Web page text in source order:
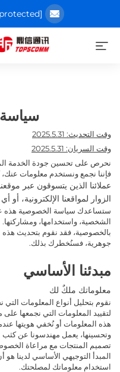
[email protected]
وقت التحديث: 2025.5.31
وقت السريان: 2025.5.31
نحرص على تحسين جودة الخدمة
فإننا نجمع ونستخدم معلومات عنك،
عملائنا الذين يتسوقون عبر
الزوار لمواقعنا الإلكترونية،
ستساعدك سياسة الخصوصية هذه
الشخصية، واستخدامها، ومشاركتها.
بالخصوصية، فقد نقوم بتحديث هذه
جوهرية، فسنُخطرك بذلك.
مبدئنا الأساسي
معلوماتك ملكٌ لك
نقوم بتحليل أنواع المعلومات التي
لتقييد المعلومات التي نجمعها
هذه المعلومات أو نُخفي هويتها
وتحسينها، يعمل مهندسونا عن
تصميم المنتجات مع مراعاة
المبدأ التوجيهي الأساسي لدينا
استخدام معلوماتك لمصلحتك.